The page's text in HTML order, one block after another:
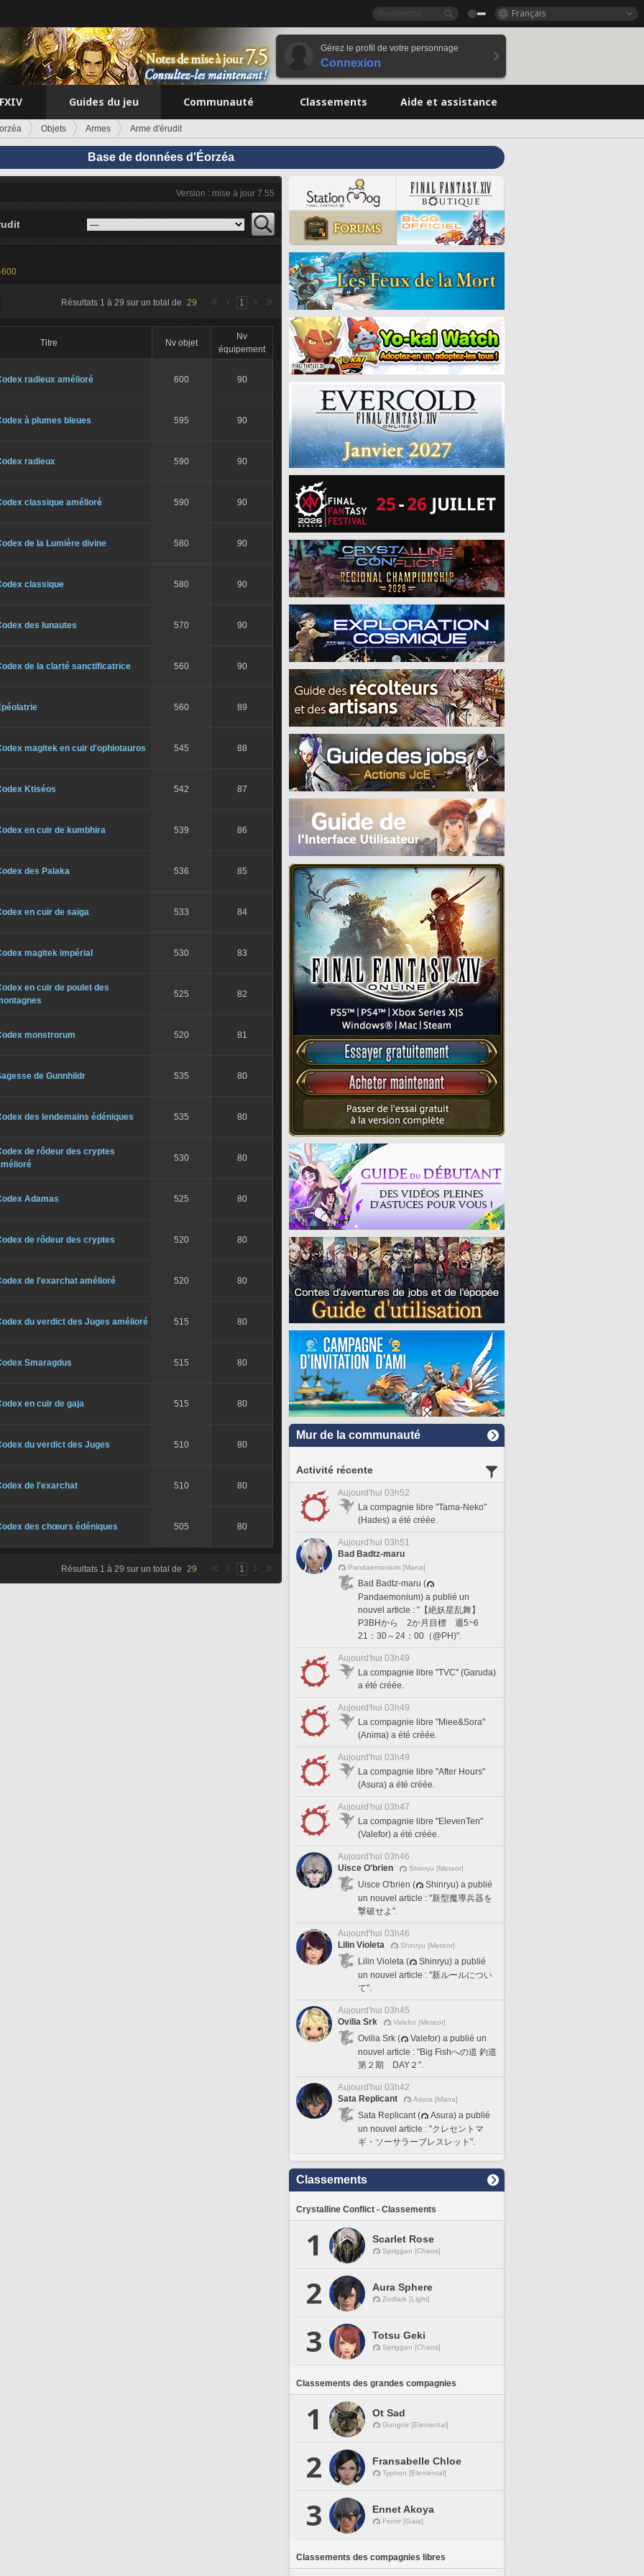
Français
Gérez le profil de votre personnage
Connexion
Guides du jeu Communauté Classements Aide et assistance
Objets Armes Arme d'érudit
Base de données d'Éorzéa
Version : mise à jour 7.55
Résultats 1 à 29 sur un total de 29 1
Titre Nv objet
Nv
équipement
radieux amélioré 600 90
à plumes bleues 595 90
radieux 590 90
classique amélioré 590 90
de la Lumière divine 580 90
classique 580 90
des lunautes 570 90
de la clarté sanctificatrice 560 90
560 89
magitek en cuir d'ophiotauros 545 88
Ktiséos 542 87
en cuir de kumbhira 539 86
des Palaka 536 85
en cuir de saïga 533 84
magitek impérial 530 83
en cuir de poulet des
525 82
monstrorum 520 81
de Gunnhildr 535 80
des lendemains édéniques 535 80
de rôdeur des cryptes
530 80
Adamas 525 80
de rôdeur des cryptes 520 80
de l'exarchat amélioré 520 80
du verdict des Juges amélioré 515 80
Smaragdus 515 80
en cuir de gaja 515 80
du verdict des Juges 510 80
de l'exarchat 510 80
des chœurs édéniques 505 80
Résultats 1 à 29 sur un total de 29 1
Mur de la communauté
Activité récente
Aujourd'hui 03h52
La compagnie libre "Tama-Neko"
(Hades) a été créée.
Aujourd'hui 03h51
Bad Badtz-maru
Pandaemonium [Mana]
Bad Badtz-maru (
Pandaemonium) a publié un
nouvel article : "【絶妖星乱舞】
P3BHから 2か月目標 週5~6
21：30～24：00（@PH)".
Aujourd'hui 03h49
La compagnie libre "TVC" (Garuda)
a été créée.
Aujourd'hui 03h49
La compagnie libre "Miee&Sora"
(Anima) a été créée.
Aujourd'hui 03h49
La compagnie libre "After Hours"
(Asura) a été créée.
Aujourd'hui 03h47
La compagnie libre "ElevenTen"
(Valefor) a été créée.
Aujourd'hui 03h46
Uisce O'brien
Shinryu [Meteor]
Uisce O'brien (
Shinryu) a publié
un nouvel article : "新型魔導兵器を
撃破せよ".
Aujourd'hui 03h46
Lilin Violeta
Shinryu [Meteor]
Lilin Violeta (
Shinryu) a publié
un nouvel article : "新ルールについ
て".
Aujourd'hui 03h45
Ovilia Srk
Valefor [Meteor]
Ovilia Srk (
Valefor) a publié un
nouvel article : "Big Fishへの道 釣道
第２期 DAY２".
Aujourd'hui 03h42
Sata Replicant
Asura [Mana]
Sata Replicant (
Asura) a publié
un nouvel article : "クレセントマ
ギ・ソーサラーブレスレット".
Classements
Crystalline Conflict - Classements
1 Scarlet Rose
Spriggan [Chaos]
2 Aura Sphere
Zodiark [Light]
3 Totsu Geki
Spriggan [Chaos]
Classements des grandes compagnies
1 Ot Sad
Gungnir [Elemental]
2 Fransabelle Chloe
Typhon [Elemental]
3 Ennet Akoya
Fenrir [Gaia]
Classements des compagnies libres